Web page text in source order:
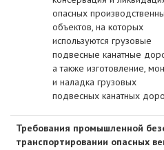
опасных
объектов, на которых
используются грузовые
подвесные канатные
а также изготовление,
и наладка грузовых
подвесных канатных
Требования промышленной
транспортировании опасных